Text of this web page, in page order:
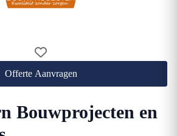
Offerte Aanvragen
Bouwprojecten en